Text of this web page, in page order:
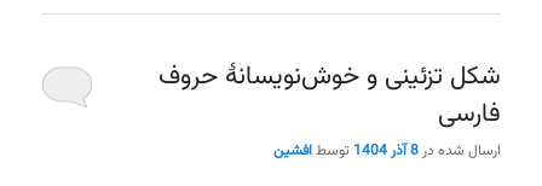
شکل تزئینی و خوش‌نویسانهٔ حروف
فارسی
ارسال شده در8 آذر 1404 توسطافشین